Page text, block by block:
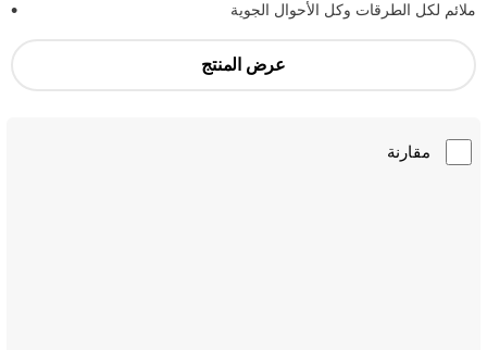
ملائم لكل الطرقات وكل الأحوال الجوية
عرض المنتج
مقارنة